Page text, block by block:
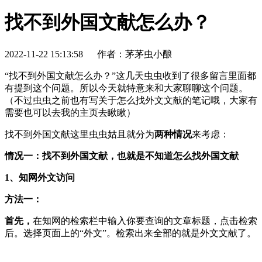
找不到外国文献怎么办？
2022-11-22 15:13:58 作者：茅茅虫小酿
“找不到外国文献怎么办？”这几天虫虫收到了很多留言里面都
有提到这个问题。所以今天就特意来和大家聊聊这个问题。
（不过虫虫之前也有写关于怎么找外文文献的笔记哦，大家有
需要也可以去我的主页去瞅瞅）
找不到外国文献这里虫虫姑且就分为两种情况来考虑：
情况一：找不到外国文献，也就是不知道怎么找外国文献
1、知网外文访问
方法一：
首先， 在知网的检索栏中输入你要查询的文章标题，点击检索
后。选择页面上的“外文”。检索出来全部的就是外文文献了。